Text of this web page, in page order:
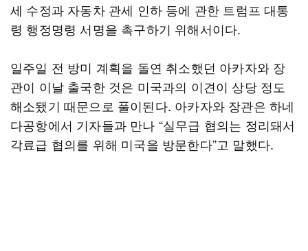
세 수정과 자동차 관세 인하 등에 관한 트럼프 대통
령 행정명령 서명을 촉구하기 위해서이다.
일주일 전 방미 계획을 돌연 취소했던 아카자와 장
관이 이날 출국한 것은 미국과의 이견이 상당 정도
해소됐기 때문으로 풀이된다. 아카자와 장관은 하네
다공항에서 기자들과 만나 “실무급 협의는 정리돼서
각료급 협의를 위해 미국을 방문한다”고 말했다.